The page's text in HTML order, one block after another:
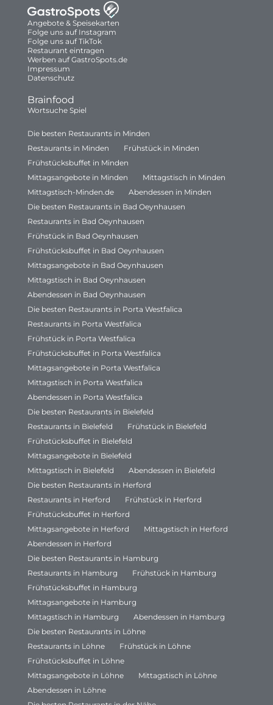
Angebote & Speisekarten
Folge uns auf Instagram
Folge uns auf TikTok
Restaurant eintragen
Werben auf GastroSpots.de
Impressum
Datenschutz
Brainfood
Wortsuche Spiel
Die besten Restaurants in Minden
Restaurants in Minden
Frühstück in Minden
Frühstücksbuffet in Minden
Mittagsangebote in Minden
Mittagstisch in Minden
Mittagstisch-Minden.de
Abendessen in Minden
Die besten Restaurants in Bad Oeynhausen
Restaurants in Bad Oeynhausen
Frühstück in Bad Oeynhausen
Frühstücksbuffet in Bad Oeynhausen
Mittagsangebote in Bad Oeynhausen
Mittagstisch in Bad Oeynhausen
Abendessen in Bad Oeynhausen
Die besten Restaurants in Porta Westfalica
Restaurants in Porta Westfalica
Frühstück in Porta Westfalica
Frühstücksbuffet in Porta Westfalica
Mittagsangebote in Porta Westfalica
Mittagstisch in Porta Westfalica
Abendessen in Porta Westfalica
Die besten Restaurants in Bielefeld
Restaurants in Bielefeld
Frühstück in Bielefeld
Frühstücksbuffet in Bielefeld
Mittagsangebote in Bielefeld
Mittagstisch in Bielefeld
Abendessen in Bielefeld
Die besten Restaurants in Herford
Restaurants in Herford
Frühstück in Herford
Frühstücksbuffet in Herford
Mittagsangebote in Herford
Mittagstisch in Herford
Abendessen in Herford
Die besten Restaurants in Hamburg
Restaurants in Hamburg
Frühstück in Hamburg
Frühstücksbuffet in Hamburg
Mittagsangebote in Hamburg
Mittagstisch in Hamburg
Abendessen in Hamburg
Die besten Restaurants in Löhne
Restaurants in Löhne
Frühstück in Löhne
Frühstücksbuffet in Löhne
Mittagsangebote in Löhne
Mittagstisch in Löhne
Abendessen in Löhne